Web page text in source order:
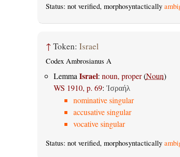
Status: not verified, morphosyntactically
↑ Token: Israel
Codex Ambrosianus A
Lemma Israel: noun, proper(Noun)
WS 1910, p. 69: Ἰσραήλ
nominative singular
accusative singular
vocative singular
Status: not verified, morphosyntactically